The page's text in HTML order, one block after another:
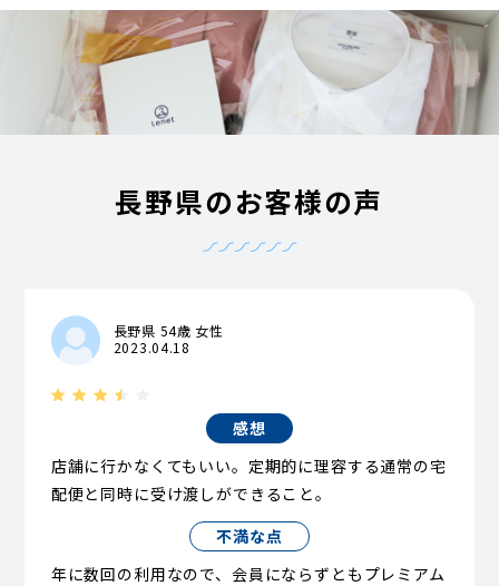
長野県のお客様の声
長野県 54歳 女性
2023.04.18
感想
店舗に行かなくてもいい。定期的に理容する通常の宅
配便と同時に受け渡しができること。
不満な点
年に数回の利用なので、会員にならずともプレミアム